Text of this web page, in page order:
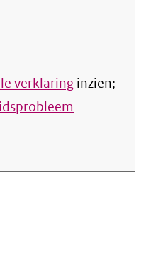
verklaring inzien;